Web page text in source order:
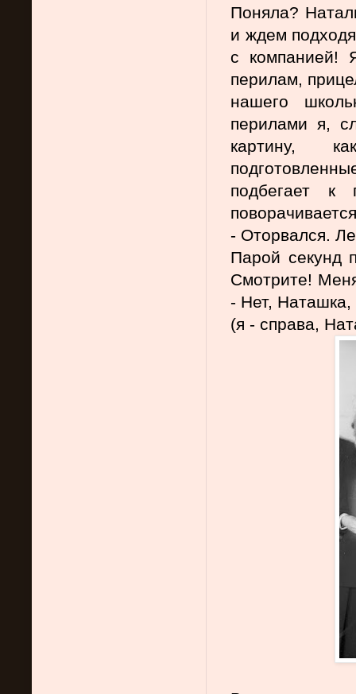
Поняла?
и ждем
с компанией!
перилам,
нашего
перилами я,
картину,
подбегает к
- Оторвался.
Парой секунд
Смотрите!
- Нет,
(я - справа,